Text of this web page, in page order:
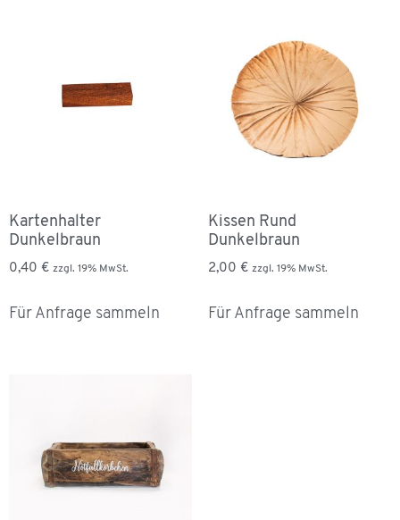
Kartenhalter
Dunkelbraun
0,40 € zzgl. 19% MwSt.
Für Anfrage sammeln
Kissen Rund
Dunkelbraun
2,00 € zzgl. 19% MwSt.
Für Anfrage sammeln